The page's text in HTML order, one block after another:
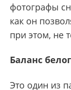
фотографы
как он
при этом, не
Баланс
Это один из